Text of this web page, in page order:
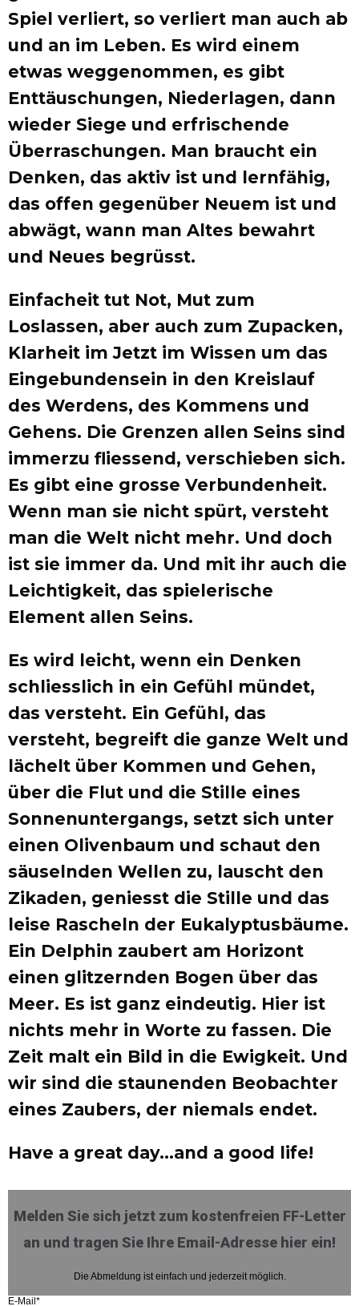
Spiel verliert, so verliert man auch ab
und an im Leben. Es wird einem
etwas weggenommen, es gibt
Enttäuschungen, Niederlagen, dann
wieder Siege und erfrischende
Überraschungen. Man braucht ein
Denken, das aktiv ist und lernfähig,
das offen gegenüber Neuem ist und
abwägt, wann man Altes bewahrt
und Neues begrüsst.
Einfacheit tut Not, Mut zum
Loslassen, aber auch zum Zupacken,
Klarheit im Jetzt im Wissen um das
Eingebundensein in den Kreislauf
des Werdens, des Kommens und
Gehens. Die Grenzen allen Seins sind
immerzu fliessend, verschieben sich.
Es gibt eine grosse Verbundenheit.
Wenn man sie nicht spürt, versteht
man die Welt nicht mehr. Und doch
ist sie immer da. Und mit ihr auch die
Leichtigkeit, das spielerische
Element allen Seins.
Es wird leicht, wenn ein Denken
schliesslich in ein Gefühl mündet,
das versteht. Ein Gefühl, das
versteht, begreift die ganze Welt und
lächelt über Kommen und Gehen,
über die Flut und die Stille eines
Sonnenuntergangs, setzt sich unter
einen Olivenbaum und schaut den
säuselnden Wellen zu, lauscht den
Zikaden, geniesst die Stille und das
leise Rascheln der Eukalyptusbäume.
Ein Delphin zaubert am Horizont
einen glitzernden Bogen über das
Meer. Es ist ganz eindeutig. Hier ist
nichts mehr in Worte zu fassen. Die
Zeit malt ein Bild in die Ewigkeit. Und
wir sind die staunenden Beobachter
eines Zaubers, der niemals endet.
Have a great day…and a good life!
Melden Sie sich jetzt zum kostenfreien FF-Letter
an und tragen Sie Ihre Email-Adresse hier ein!
Die Abmeldung ist einfach und jederzeit möglich.
E-Mail*